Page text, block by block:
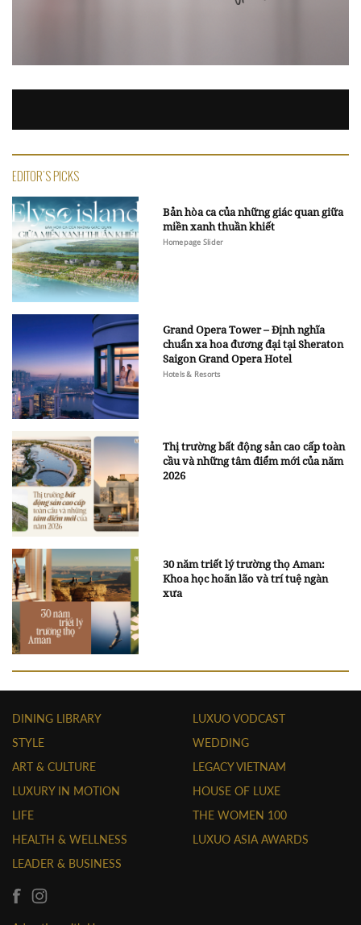
EDITOR'S PICKS
Bản hòa ca của những giác quan giữa
miền xanh thuần khiết
Homepage Slider
Grand Opera Tower – Định nghĩa
chuẩn xa hoa đương đại tại Sheraton
Saigon Grand Opera Hotel
Hotels & Resorts
Thị trường bất động sản cao cấp toàn
cầu và những tâm điểm mới của năm
2026
30 năm triết lý trường thọ Aman:
Khoa học hoãn lão và trí tuệ ngàn
xưa
DINING LIBRARY
STYLE
ART & CULTURE
LUXURY IN MOTION
LIFE
HEALTH & WELLNESS
LEADER & BUSINESS
LUXUO VODCAST
WEDDING
LEGACY VIETNAM
HOUSE OF LUXE
THE WOMEN 100
LUXUO ASIA AWARDS